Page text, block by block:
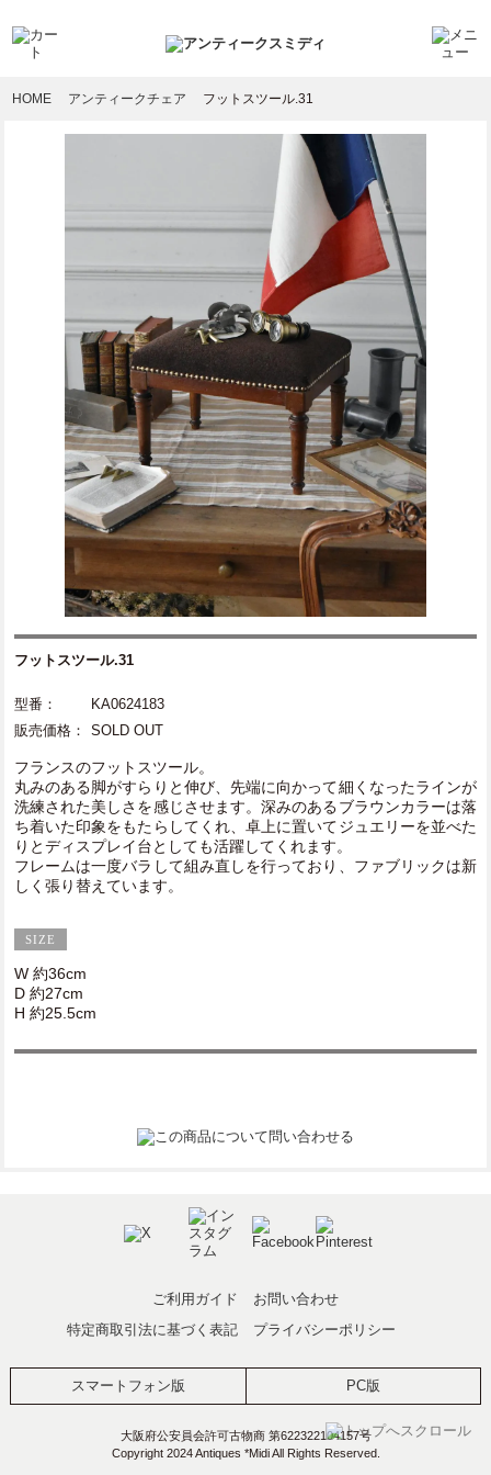
HOME アンティークチェア フットスツール.31
フットスツール.31
型番：
KA0624183
販売価格：
SOLD OUT
フランスのフットスツール。
丸みのある脚がすらりと伸び、先端に向かって細くなったラインが
洗練された美しさを感じさせます。深みのあるブラウンカラーは落
ち着いた印象をもたらしてくれ、卓上に置いてジュエリーを並べた
りとディスプレイ台としても活躍してくれます。
フレームは一度バラして組み直しを行っており、ファブリックは新
しく張り替えています。
W 約36cm
D 約27cm
H 約25.5cm
ご利用ガイド
お問い合わせ
特定商取引法に基づく表記
プライバシーポリシー
スマートフォン版 PC版
大阪府公安員会許可古物商 第622322104157号
Copyright 2024 Antiques *Midi All Rights Reserved.